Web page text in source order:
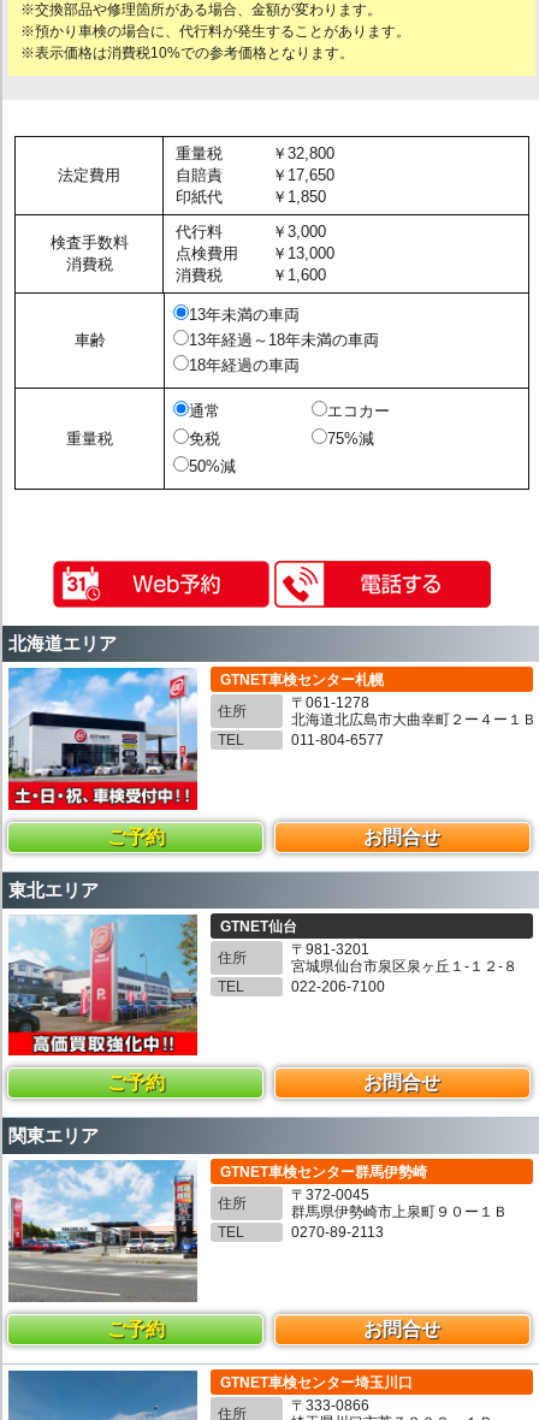
※交換部品や修理箇所がある場合、金額が変わります。
※預かり車検の場合に、代行料が発生することがあります。
※表示価格は消費税10%での参考価格となります。
法定費用
重量税
￥32,800
自賠責
￥17,650
印紙代
￥1,850
検査手数料
消費税
代行料
￥3,000
点検費用
￥13,000
消費税
￥1,600
車齢
13年未満の車両
13年経過～18年未満の車両
18年経過の車両
重量税
通常
エコカー
免税
75%減
50%減
北海道エリア
GTNET車検センター札幌
住所
〒061-1278
北海道北広島市大曲幸町２ー４ー１Ｂ
TEL
011-804-6577
ご予約 お問合せ
東北エリア
GTNET仙台
住所
〒981-3201
宮城県仙台市泉区泉ヶ丘１-１２-８
TEL
022-206-7100
ご予約 お問合せ
関東エリア
GTNET車検センター群馬伊勢崎
住所
〒372-0045
群馬県伊勢崎市上泉町９０ー１Ｂ
TEL
0270-89-2113
ご予約 お問合せ
GTNET車検センター埼玉川口
住所
〒333-0866